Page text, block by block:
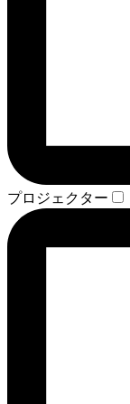
プロジェクター